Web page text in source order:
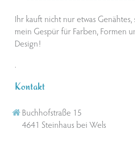
Ihr kauft nicht nur etwas
mein Gespür für Farben, Formen
Design!
.
Kontakt
Buchhofstraße 15
4641 Steinhaus bei Wels